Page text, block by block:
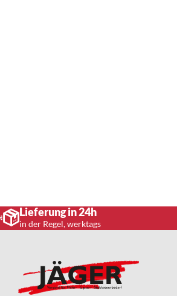
Lieferung in 24h
in der Regel, werktags